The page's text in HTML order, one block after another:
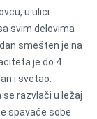
u ulici
svim delovima
smešten je na
je do 4
i svetao.
razvlači u ležaj
spavaće sobe